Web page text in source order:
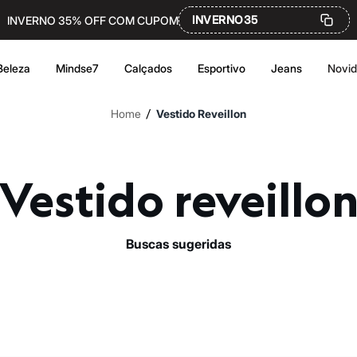
INVERNO 35% OFF COM CUPOM INVERNO35
Mindse7 Calçados Esportivo Jeans
Home / Vestido Reveillon
Vestido reveillon
buscas sugeridas